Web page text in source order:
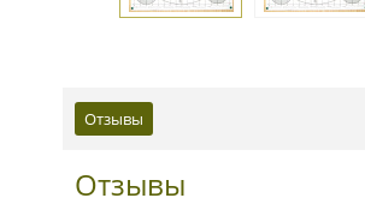
Отзывы
Отзывы